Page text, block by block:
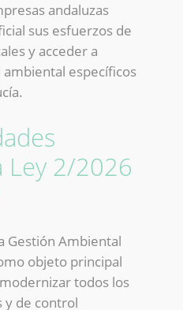
andaluzas
sus esfuerzos de
y acceder a
específicos
Ley 2/2026
Gestión Ambiental
objeto principal
todos los
de control